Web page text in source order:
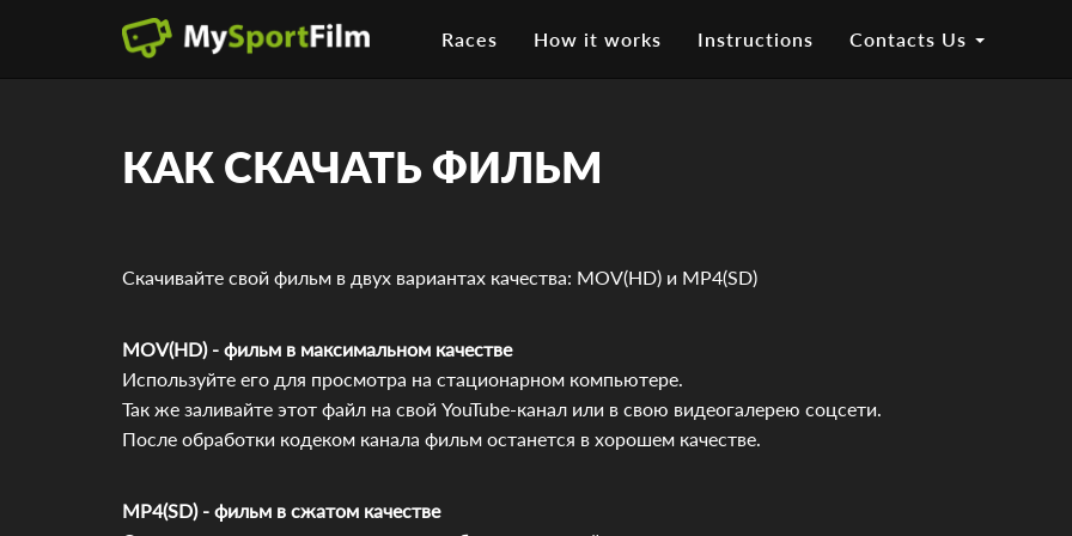
Races How it works Instructions Contacts Us
КАК СКАЧАТЬ ФИЛЬМ
Скачивайте свой фильм в двух вариантах качества: MOV(HD) и MP4(SD)
MOV(HD) - фильм в максимальном качестве
Используйте его для просмотра на стационарном компьютере.
Так же заливайте этот файл на свой YouTube-канал или в свою видеогалерею соцсети.
После обработки кодеком канала фильм останется в хорошем качестве.
MP4(SD) - фильм в сжатом качестве